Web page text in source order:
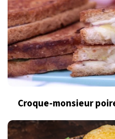
Croque-monsieur